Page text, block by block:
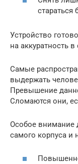
Устройство
на аккуратность
Самые
выдержать
Превышение
Сломаются они,
Особое внимание
самого корпуса и